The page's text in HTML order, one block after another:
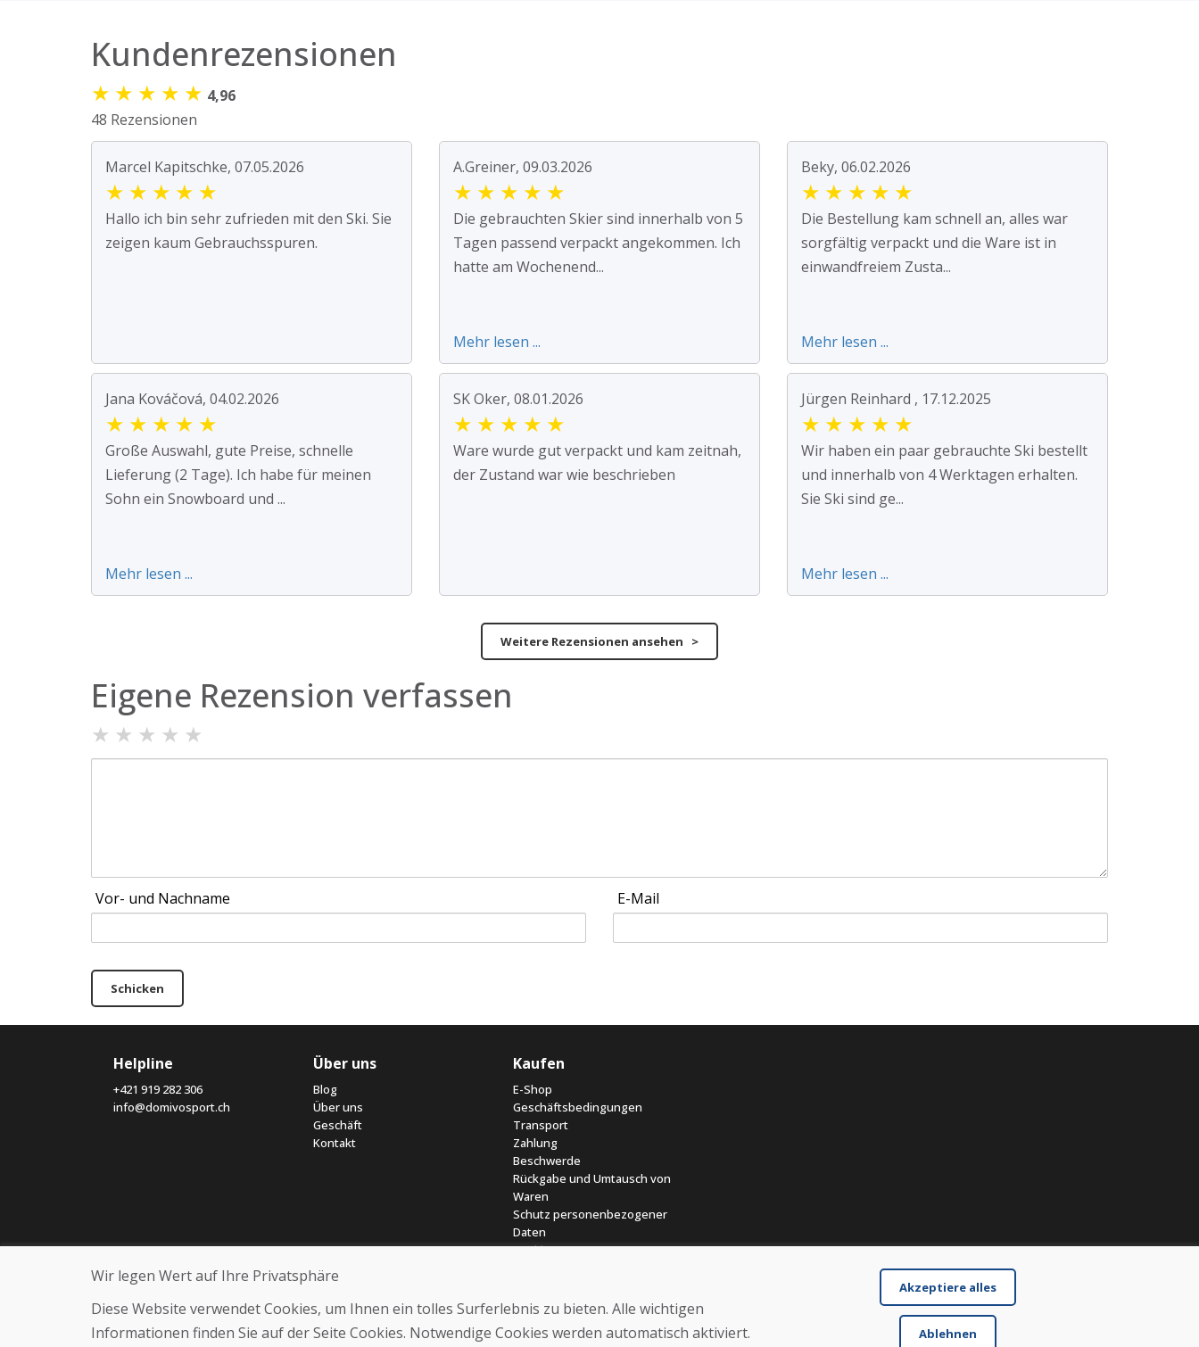
Kundenrezensionen
★ ★ ★ ★ ★ 4,96
48 Rezensionen
Marcel Kapitschke, 07.05.2026
★ ★ ★ ★ ★
Hallo ich bin sehr zufrieden mit den Ski. Sie
zeigen kaum Gebrauchsspuren.
A.Greiner, 09.03.2026
★ ★ ★ ★ ★
Die gebrauchten Skier sind innerhalb von 5
Tagen passend verpackt angekommen. Ich
hatte am Wochenend...
Mehr lesen ...
Beky, 06.02.2026
★ ★ ★ ★ ★
Die Bestellung kam schnell an, alles war
sorgfältig verpackt und die Ware ist in
einwandfreiem Zusta...
Mehr lesen ...
Jana Kováčová, 04.02.2026
★ ★ ★ ★ ★
Große Auswahl, gute Preise, schnelle
Lieferung (2 Tage). Ich habe für meinen
Sohn ein Snowboard und ...
Mehr lesen ...
SK Oker, 08.01.2026
★ ★ ★ ★ ★
Ware wurde gut verpackt und kam zeitnah,
der Zustand war wie beschrieben
Jürgen Reinhard , 17.12.2025
★ ★ ★ ★ ★
Wir haben ein paar gebrauchte Ski bestellt
und innerhalb von 4 Werktagen erhalten.
Sie Ski sind ge...
Mehr lesen ...
Weitere Rezensionen ansehen >
Eigene Rezension verfassen
★ ★ ★ ★ ★
Vor- und Nachname E-Mail
Schicken
Helpline
+421 919 282 306
info@domivosport.ch
Über uns
Blog
Über uns
Geschäft
Kontakt
Kaufen
E-Shop
Geschäftsbedingungen
Transport
Zahlung
Beschwerde
Rückgabe und Umtausch von
Waren
Schutz personenbezogener
Daten
Cookies
Wir legen Wert auf Ihre Privatsphäre
Diese Website verwendet Cookies, um Ihnen ein tolles Surferlebnis zu bieten. Alle wichtigen
Informationen finden Sie auf der Seite Cookies. Notwendige Cookies werden automatisch aktiviert.
Akzeptiere alles
Ablehnen